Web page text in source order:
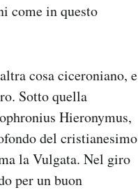
come in questo
cosa ciceroniano, e
Sotto quella
Hieronymus,
del cristianesimo
la Vulgata. Nel giro
per un buon